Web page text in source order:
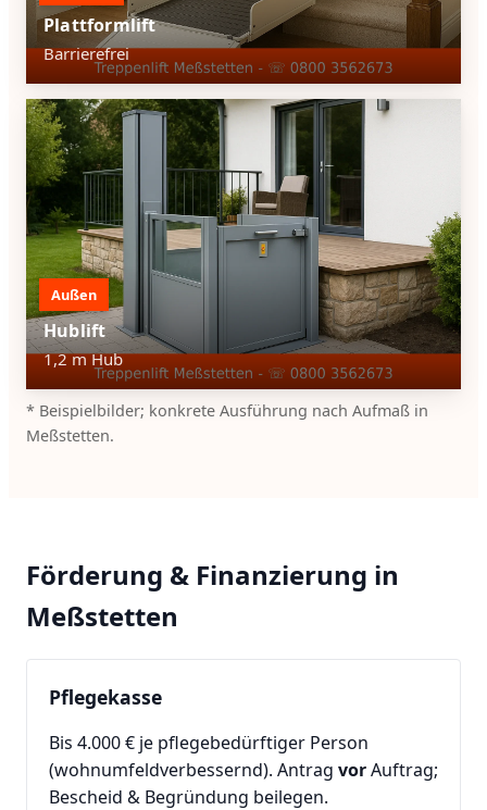
Plattformlift
Barrierefrei
Außen
Hublift
1,2 m Hub
* Beispielbilder; konkrete Ausführung nach Aufmaß in
Meßstetten.
Förderung & Finanzierung in
Meßstetten
Pflegekasse
Bis 4.000 € je pflegebedürftiger Person
(wohnumfeldverbessernd). Antrag vorAuftrag;
Bescheid & Begründung beilegen.